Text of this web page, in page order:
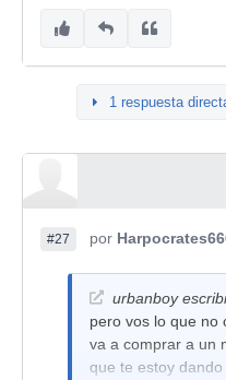
1 respuesta
#27 por
urbanboy
pero vos lo que no
va a comprar a un
que te estoy